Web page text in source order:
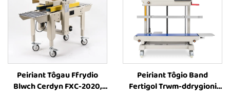
Peiriant Tôgau Ffrydio
Blwch Cerdyn FXC-2020,
Peiriant Tôgio Band
Fertigol Trwm-ddrygioni